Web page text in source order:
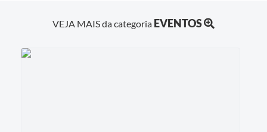
VEJA MAIS da categoria EVENTOS